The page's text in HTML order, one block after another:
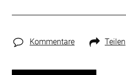
Kommentare Teilen